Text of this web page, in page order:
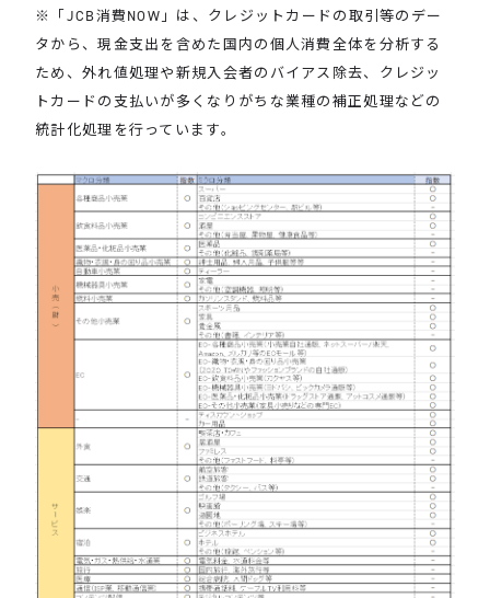
※「JCB消費NOW」は、クレジットカードの取引等のデー
タから、現金支出を含めた国内の個人消費全体を分析する
ため、外れ値処理や新規入会者のバイアス除去、クレジッ
トカードの支払いが多くなりがちな業種の補正処理などの
統計化処理を行っています。